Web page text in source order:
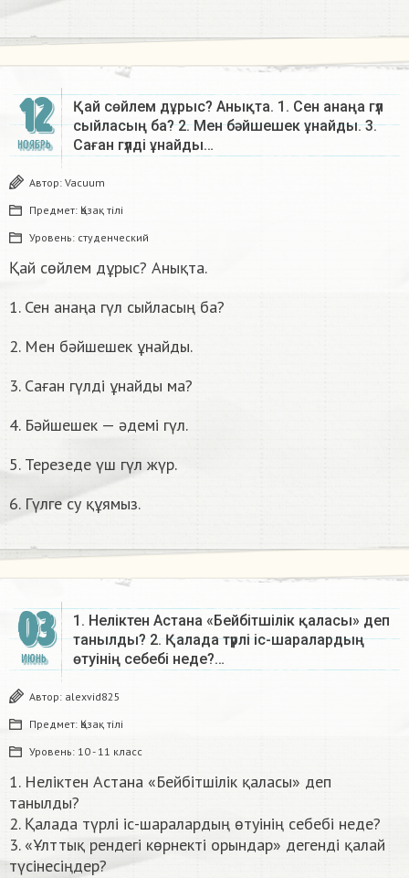
12
НОЯБРЬ
Қай сөйлем дұрыс? Анықта. 1. Сен анаңа гүл
сыйласың ба? 2. Мен бәйшешек ұнайды. 3.
Саған гүлді ұнайды…
Автор: Vacuum
Предмет: Қазақ тiлi
Уровень: студенческий
Қай сөйлем дұрыс? Анықта.
1. Сен анаңа гүл сыйласың ба?
2. Мен бәйшешек ұнайды.
3. Саған гүлді ұнайды ма?
4. Бәйшешек — әдемі гүл.
5. Терезеде үш гүл жүр.
6. Гүлге су құямыз.
03
ИЮНЬ
1. Неліктен Астана «Бейбітшілік қаласы» деп
танылды? 2. Қалада түрлі іс-шаралардың
өтуінің себебі неде?…
Автор: alexvid825
Предмет: Қазақ тiлi
Уровень: 10 - 11 класс
1. Неліктен Астана «Бейбітшілік қаласы» деп
танылды?
2. Қалада түрлі іс-шаралардың өтуінің себебі неде?
3. «Ұлттық рендегі көрнекті орындар» дегенді қалай
түсінесіңдер?​